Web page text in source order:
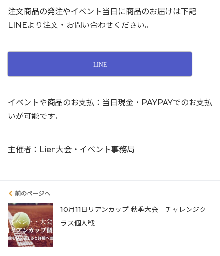
注文商品の発注やイベント当日に商品のお届けは下記
LINEより注文・お問い合わせください。
LINE
イベントや商品のお支払：当日現金・PAYPAYでのお支払
いが可能です。
主催者：Lien大会・イベント事務局
前のページへ
10月11日リアンカップ 秋季大会 チャレンジク
ラス個人戦